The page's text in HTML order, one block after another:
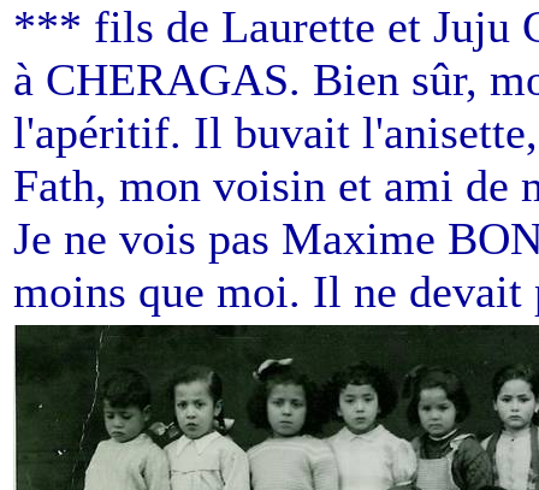
*** fils de Laurette et Juju
à CHERAGAS. Bien sûr,
l'apéritif. Il buvait
Fath, mon voisin et ami de
Je ne vois pas Maxime
moins que moi. Il ne devait